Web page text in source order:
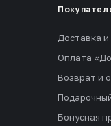
Доставка
Оплата
Возврат и
Бонусная